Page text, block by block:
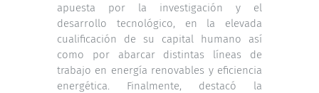
apuesta por la investigación y el
desarrollo tecnológico, en la elevada
cualificación de su capital humano así
como por abarcar distintas líneas de
trabajo en energía renovables y eficiencia
energética. Finalmente, destacó la